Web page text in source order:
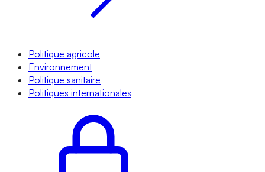
Politique agricole
Environnement
Politique sanitaire
Politiques internationales